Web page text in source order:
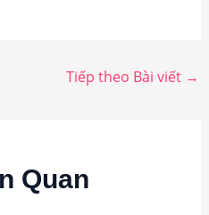
Tiếp theo Bài viết →
Quan